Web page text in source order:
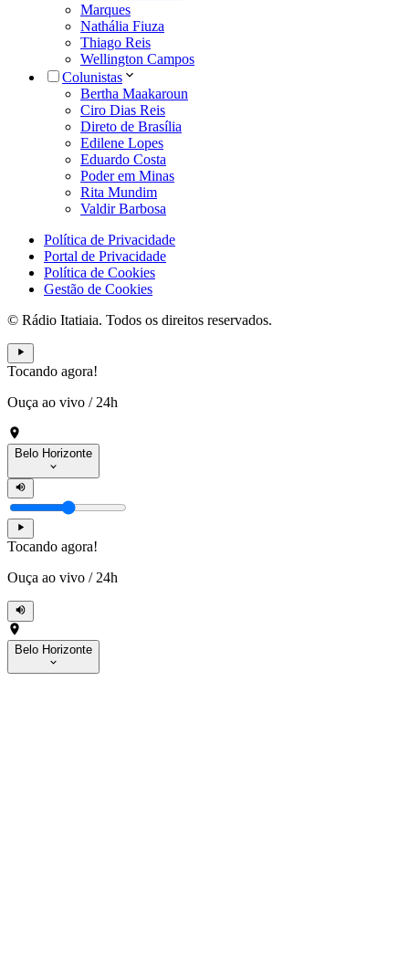
Marques
Nathália Fiuza
Thiago Reis
Wellington Campos
Colunistas
Bertha Maakaroun
Ciro Dias Reis
Direto de Brasília
Edilene Lopes
Eduardo Costa
Poder em Minas
Rita Mundim
Valdir Barbosa
Política de Privacidade
Portal de Privacidade
Política de Cookies
Gestão de Cookies
© Rádio Itatiaia. Todos os direitos reservados.
Tocando agora!
Ouça ao vivo / 24h
Belo Horizonte
Tocando agora!
Ouça ao vivo / 24h
Belo Horizonte